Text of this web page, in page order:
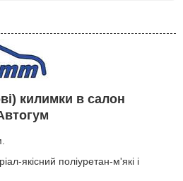
килимки в салон
якісний поліуретан-м'які і